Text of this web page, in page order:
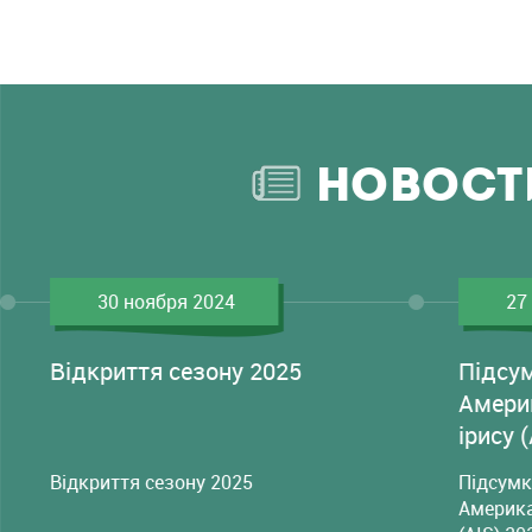
30 ноября 2024
Відкриття сезону 2025
Відкриття сезону 2025
ірису